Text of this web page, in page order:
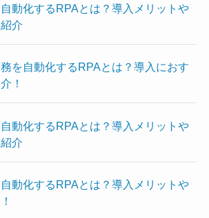
動化するRPAとは？導入メリットや
介
を自動化するRPAとは？導入におす
！
動化するRPAとは？導入メリットや
介
動化するRPAとは？導入メリットや